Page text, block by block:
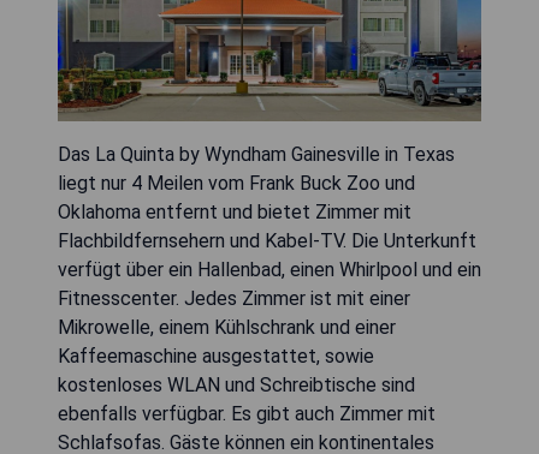
Das La Quinta by Wyndham Gainesville in Texas
liegt nur 4 Meilen vom Frank Buck Zoo und
Oklahoma entfernt und bietet Zimmer mit
Flachbildfernsehern und Kabel-TV. Die Unterkunft
verfügt über ein Hallenbad, einen Whirlpool und ein
Fitnesscenter. Jedes Zimmer ist mit einer
Mikrowelle, einem Kühlschrank und einer
Kaffeemaschine ausgestattet, sowie
kostenloses WLAN und Schreibtische sind
ebenfalls verfügbar. Es gibt auch Zimmer mit
Schlafsofas. Gäste können ein kontinentales